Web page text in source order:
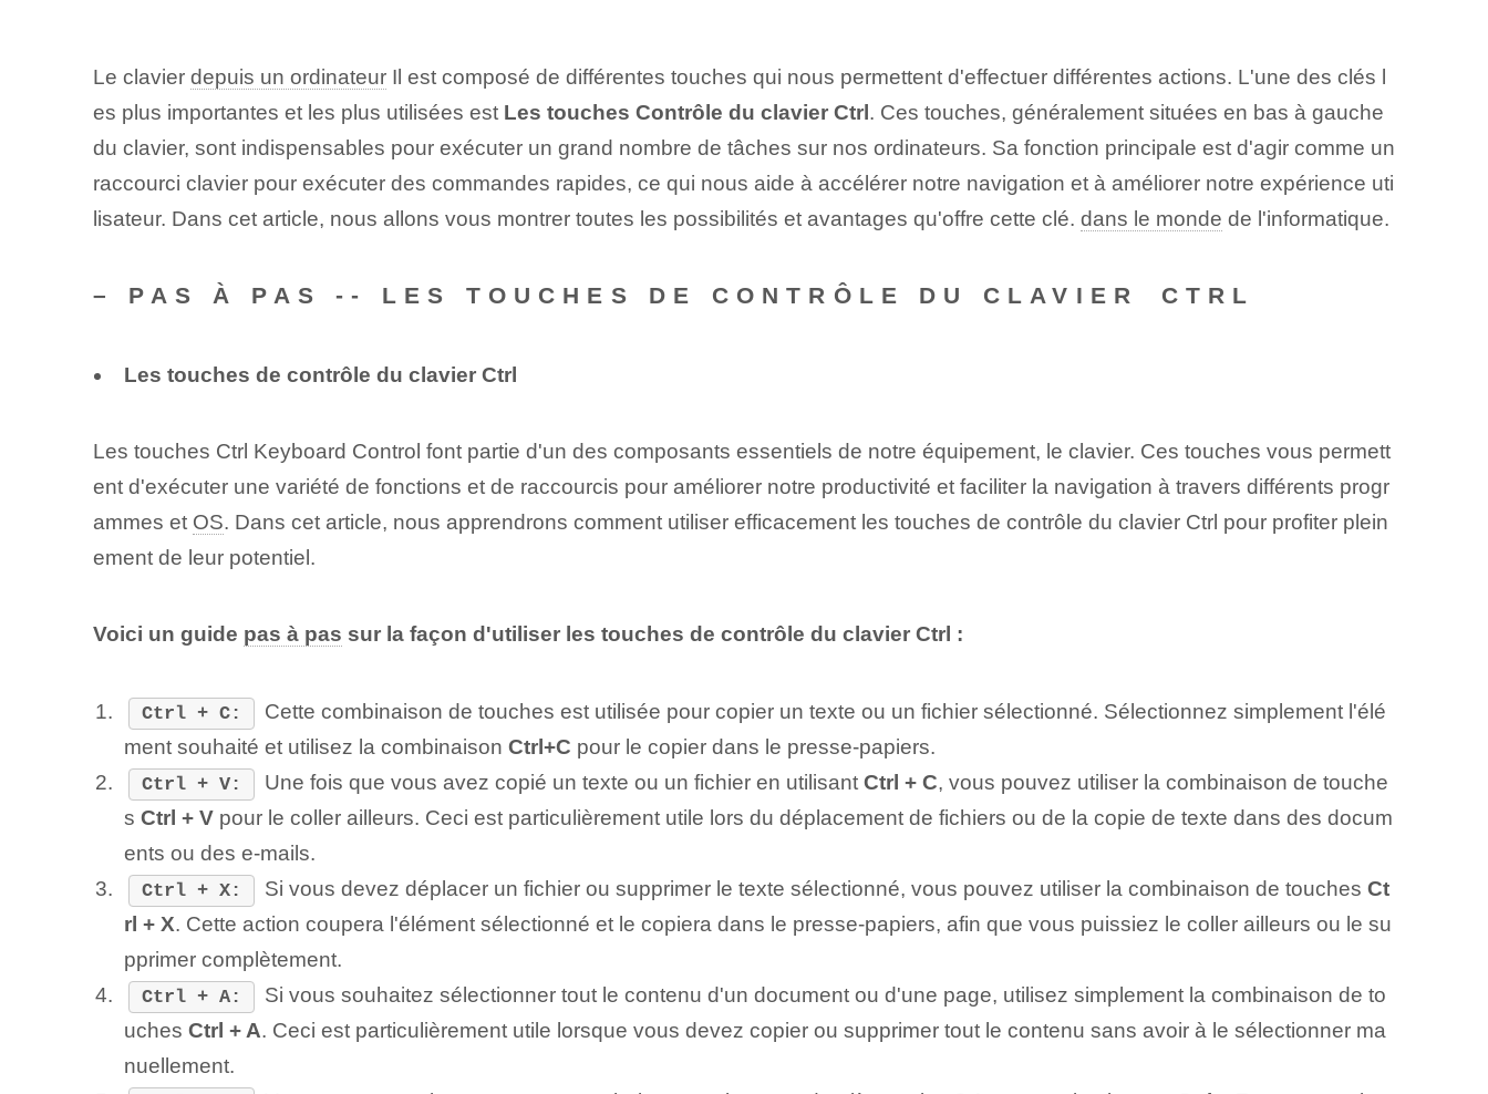
Le clavier depuis un ordinateurIl est composé de différentes touches qui nous permettent d'effectuer différentes actions. L'une des clés l
es plus importantes et les plus utilisées est Les touches⁤ Contrôle du clavier Ctrl . Ces touches, généralement situées ‌en bas à gauche
du clavier, sont indispensables pour exécuter un grand nombre de tâches sur nos ordinateurs. Sa fonction principale est d'agir comme un
raccourci clavier pour exécuter des commandes rapides, ce qui nous aide à accélérer notre navigation et à améliorer notre expérience uti
lisateur. Dans cet article, nous allons vous montrer toutes les possibilités et avantages qu'offre ‌cette clé‌. dans le monde ⁢de​ l'informatique.
– PAS À PAS -- LES TOUCHES DE CONTRÔLE DU CLAVIER ⁤CTRL
Les touches de contrôle du clavier Ctrl
Les touches Ctrl Keyboard Control font partie d'un des composants essentiels de notre équipement, le clavier. Ces touches vous permett
ent d'exécuter une variété de fonctions et de raccourcis‍ pour améliorer notre productivité et faciliter la navigation à travers différents progr
ammes et OS. Dans cet article, nous apprendrons comment utiliser efficacement les touches de contrôle du clavier Ctrl pour profiter plein
ement de leur potentiel.
Voici un guide⁢ pas à pas sur la façon d'utiliser les touches de contrôle du clavier Ctrl :
Ctrl + C:
Cette combinaison de touches est utilisée pour copier un texte ou un fichier sélectionné. Sélectionnez simplement l'élé
ment ⁢souhaité ⁤et utilisez la combinaison Ctrl+C pour le copier dans le presse-papiers.
Ctrl + V: Une fois que vous avez copié un texte ou un fichier en utilisantCtrl + C, vous pouvez utiliser la combinaison de touche
s Ctrl + Vpour le coller‌ ailleurs. Ceci est particulièrement utile lors du déplacement de fichiers ou de la copie de texte dans des docum
ents ou des e-mails.
Ctrl + X: Si vous devez déplacer un fichier ou supprimer le texte sélectionné, vous pouvez utiliser la combinaison de touchesCt
rl + X.​ Cette action coupera l'élément sélectionné⁤ et le copiera dans le presse-papiers, afin que vous puissiez le coller ailleurs ou le su
pprimer complètement.
Ctrl + A:
Si vous souhaitez sélectionner tout le contenu d'un document ou d'une page, utilisez simplement la combinaison de to
uches Ctrl + A. Ceci‌ est particulièrement utile ⁣lorsque vous devez copier ⁣ou supprimer tout le ⁢contenu sans ⁣avoir à le sélectionner ma
nuellement.